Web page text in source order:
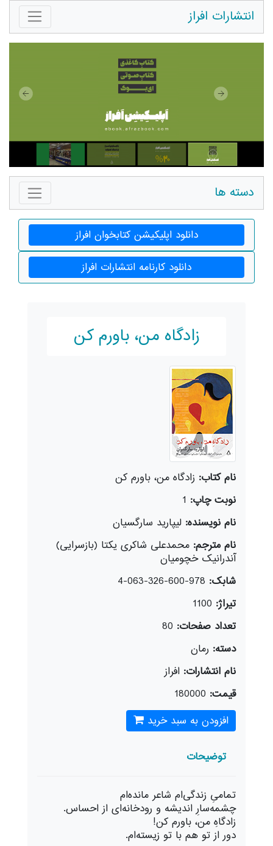
انتشارات افراز
دسته ها
دانلود اپلیکیشن کتابخوان افراز
دانلود کارنامه انتشارات افراز
زادگاه من، باورم کن
نام کتاب: زادگاه من، باورم کن
نوبت چاپ: 1
نام نویسنده: لیپارید سارگسیان
نام مترجم: محمدعلی شاکری یکتا (بازسرایی)
آندرانیک خچومیان
شابک: 978-600-326-063-4
تیراژ: 1100
تعداد صفحات: 80
دسته: رمان
نام انتشارات: افراز
قیمت: 180000
افزودن به سبد خرید
توضیحات
تمامیِ زندگی‌ام شاعر مانده‌ام
چشمه‌سارِ اندیشه و رودخانه‌ای از احساس.
زادگاهِ من، باورم کن!
دور از تو هم با تو زیسته‌ام.